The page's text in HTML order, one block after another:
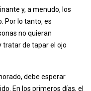
y, a menudo, los
Por lo tanto, es
no quieran
tratar de tapar el ojo
debe esperar
En los primeros días, el